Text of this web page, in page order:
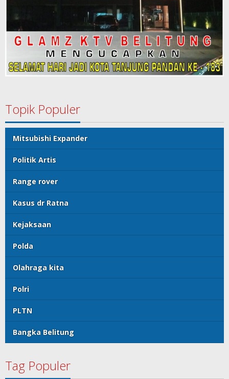
Topik Populer
Mitsubishi Expander
Politik Artis
Range rover
Kasus dr Ratna
Kejaksaan
Polda
Olahraga kita
Polri
PLTN
Bangka Belitung
Tag Populer